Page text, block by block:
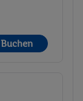
Buchen